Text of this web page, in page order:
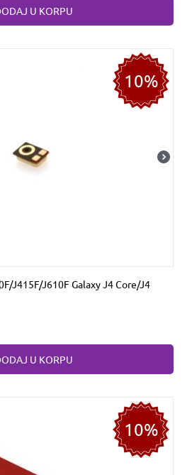
U KORPU
10%
J415F/J610F Galaxy J4 Core/J4
U KORPU
10%